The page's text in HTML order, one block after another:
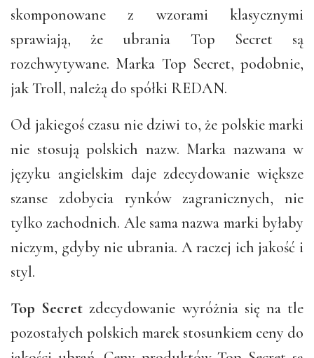
skomponowane z wzorami klasycznymi
sprawiają, że ubrania Top Secret są
rozchwytywane. Marka Top Secret, podobnie,
jak Troll, należą do spółki REDAN.
Od jakiegoś czasu nie dziwi to, że polskie marki
nie stosują polskich nazw. Marka nazwana w
języku angielskim daje zdecydowanie większe
szanse zdobycia rynków zagranicznych, nie
tylko zachodnich. Ale sama nazwa marki byłaby
niczym, gdyby nie ubrania. A raczej ich jakość i
styl.
Top Secret zdecydowanie wyróżnia się na tle
pozostałych polskich marek stosunkiem ceny do